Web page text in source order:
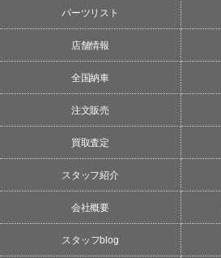
パーツリスト
店舗情報
全国納車
注文販売
買取査定
スタッフ紹介
会社概要
スタッフblog